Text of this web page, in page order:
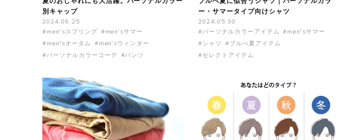
別キャップ
2024.06.25
#men'sスプリング #men'sサマー
#men'sオータム
#men'sウィンター
#パーソナルカラーコーデ #パンツ
ー・サマータイプ向けシャツ
2024.05.30
#パーソナルカラーアイテム #men'sサマー
#シャツ
#ブルべ夏アイテム
#セレクトアイテム